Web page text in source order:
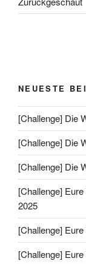
NEUESTE
[Challenge] Die
[Challenge] Die
[Challenge] Die
[Challenge]
2025
[Challenge]
[Challenge]